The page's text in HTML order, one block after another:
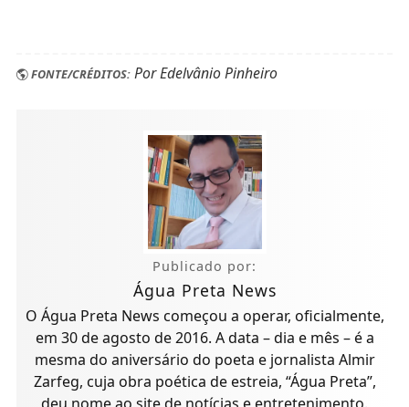
FONTE/CRÉDITOS:Por Edelvânio Pinheiro
Publicado por:
Água Preta News
O Água Preta News começou a operar, oficialmente,
em 30 de agosto de 2016. A data – dia e mês – é a
mesma do aniversário do poeta e jornalista Almir
Zarfeg, cuja obra poética de estreia, “Água Preta”,